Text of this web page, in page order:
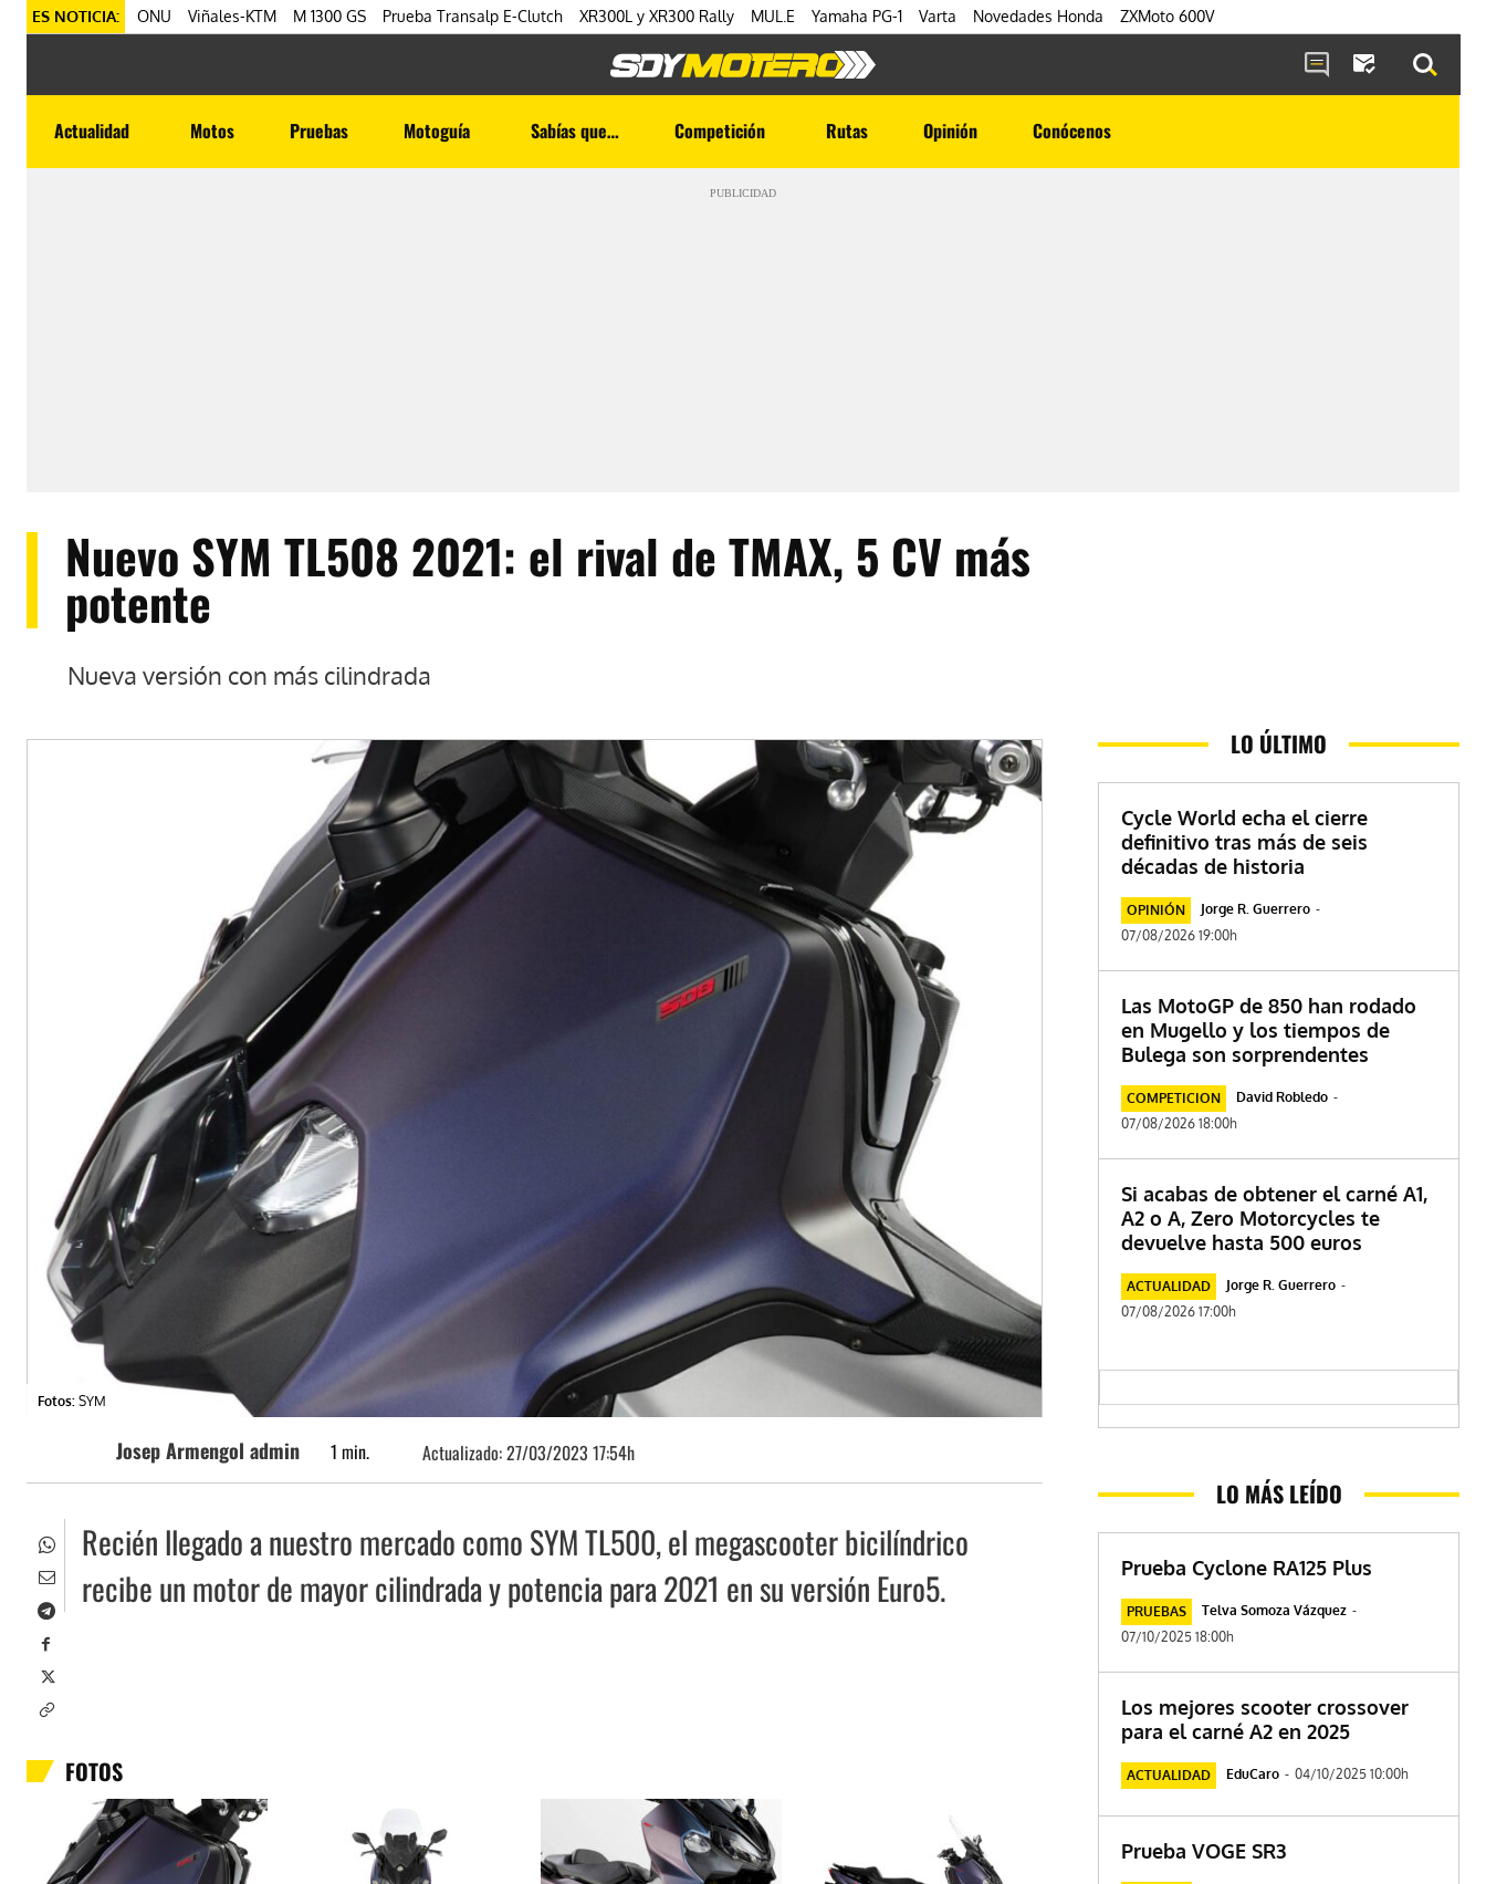
ES NOTICIA: ONU Viñales-KTM M 1300 GS Prueba Transalp E-Clutch XR300L y XR300 Rally MUL.E Yamaha PG-1 Varta Novedades Honda ZXMoto 600V
Actualidad Motos Pruebas Motoguía Sabías que… Competición Rutas Opinión Conócenos
PUBLICIDAD
Nuevo SYM TL508 2021: el rival de TMAX, 5 CV más
potente
Nueva versión con más cilindrada
Fotos: SYM
Josep Armengol admin 1 min. Actualizado:27/03/2023 17:54h
Recién llegado a nuestro mercado como SYM TL500, el megascooter bicilíndrico
recibe un motor de mayor cilindrada y potencia para 2021 en su versión Euro5.
FOTOS
LO ÚLTIMO
Cycle World echa el cierre
definitivo tras más de seis
décadas de historia
OPINIÓN Jorge R. Guerrero -
07/08/2026 19:00h
Las MotoGP de 850 han rodado
en Mugello y los tiempos de
Bulega son sorprendentes
COMPETICION David Robledo -
07/08/2026 18:00h
Si acabas de obtener el carné A1,
A2 o A, Zero Motorcycles te
devuelve hasta 500 euros
ACTUALIDAD Jorge R. Guerrero -
07/08/2026 17:00h
LO MÁS LEÍDO
Prueba Cyclone RA125 Plus
PRUEBAS Telva Somoza Vázquez -
07/10/2025 18:00h
Los mejores scooter crossover
para el carné A2 en 2025
ACTUALIDAD EduCaro - 04/10/2025 10:00h
Prueba VOGE SR3